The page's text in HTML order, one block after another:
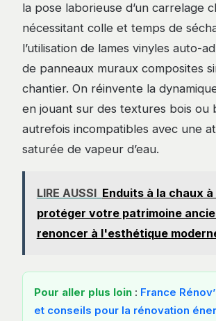
la pose laborieuse d’un carrelage
nécessitant colle et temps de
l’utilisation de lames vinyles auto-
de panneaux muraux composites
chantier. On réinvente la
en jouant sur des textures bois ou
autrefois incompatibles avec une
saturée de vapeur d’eau.
LIRE AUSSI Enduits à la chaux à
protéger votre patrimoine
renoncer à l'esthétique
Pour aller plus loin : France
et conseils pour la rénovation